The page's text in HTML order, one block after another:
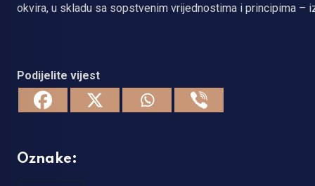
okvira, u skladu sa sopstvenim vrijednostima i principima –
Podijelite vijest
Oznake: